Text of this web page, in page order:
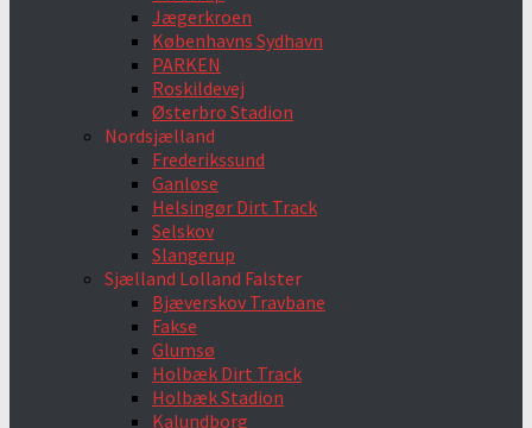
Jægerkroen
Københavns Sydhavn
PARKEN
Roskildevej
Østerbro Stadion
Nordsjælland
Frederikssund
Ganløse
Helsingør Dirt Track
Selskov
Slangerup
Sjælland Lolland Falster
Bjæverskov Travbane
Fakse
Glumsø
Holbæk Dirt Track
Holbæk Stadion
Kalundborg